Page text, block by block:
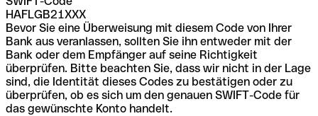
HAFLGB21XXX
Bevor Sie eine Überweisung mit diesem Code von Ihrer
Bank aus veranlassen, sollten Sie ihn entweder mit der
Bank oder dem Empfänger auf seine Richtigkeit
überprüfen. Bitte beachten Sie, dass wir nicht in der Lage
sind, die Identität dieses Codes zu bestätigen oder zu
überprüfen, ob es sich um den genauen SWIFT-Code für
das gewünschte Konto handelt.